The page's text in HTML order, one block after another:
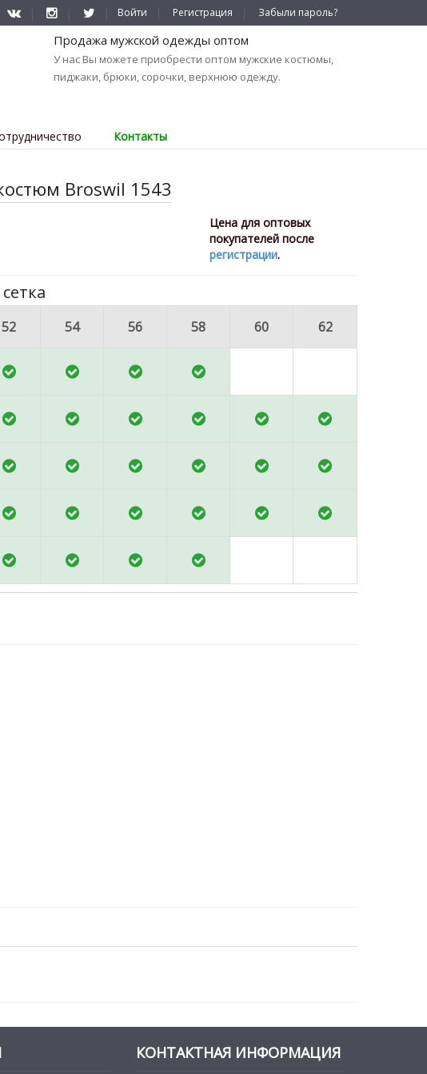
Войти Регистрация Забыли пароль?
Продажа мужской одежды оптом
У нас Вы можете приобрести оптом мужские костюмы,
пиджаки, брюки, сорочки, верхнюю одежду.
Контакты
Broswil 1543
Цена для оптовых
покупателей после
регистрации.
52 54 56 58 60 62
КОНТАКТНАЯ ИНФОРМАЦИЯ